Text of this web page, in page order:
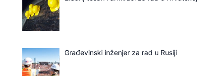
Građevinski inženjer za rad u Rusiji